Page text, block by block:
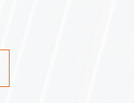
智慧托育系统、智慧托育信息
综合服务中心信息化系统、幼